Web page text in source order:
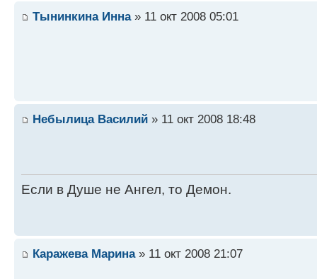
Тынинкина Инна» 11 окт 2008 05:01
Небылица Василий » 11 окт 2008 18:48
Если в Душе не Ангел, то Демон.
Каражева Марина» 11 окт 2008 21:07